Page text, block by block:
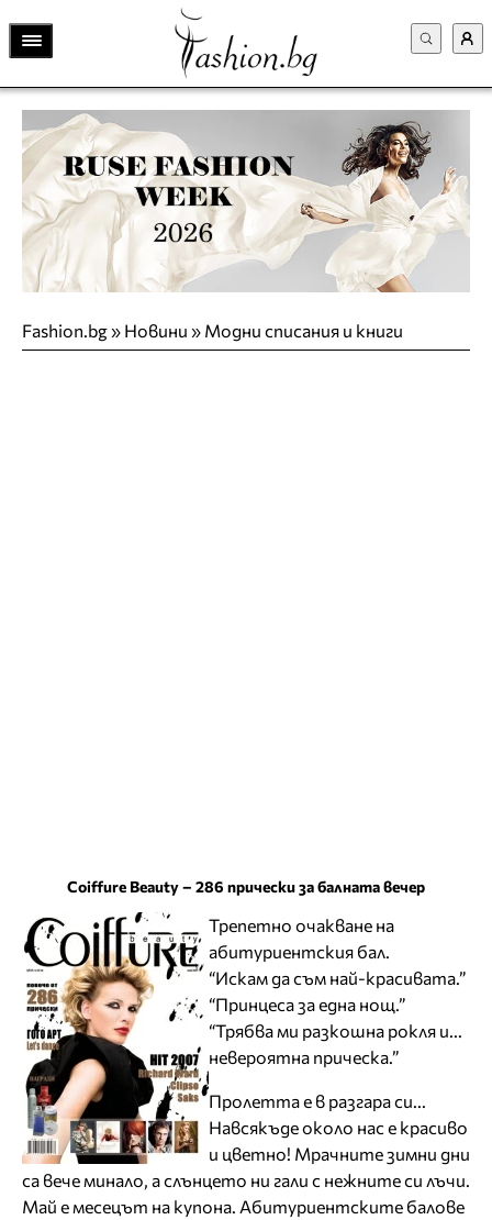
Fashion.bg» Новини » Модни списания и книги
Coiffure Вeauty – 286 прически за балната вечер
Трепетно очакване на
абитуриентския бал.
“Искам да съм най-красивата.”
“Принцеса за една нощ.”
“Трябва ми разкошна рокля и...
невероятна прическа.”
Пролетта е в разгара си...
Навсякъде около нас е красиво
и цветно! Мрачните зимни дни
са вече минало, а слънцето ни гали с нежните си лъчи.
Май е месецът на купона. Абитуриентските балове